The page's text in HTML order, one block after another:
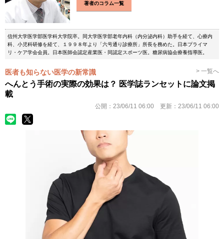
著者のコラム一覧
信州大学医学部医学科大学院卒。同大学医学部老年内科（内分泌内科）助手を経て、心療内
科、小児科研修を経て、１９９８年より「六号通り診療所」所長を務めた。日本プライマ
リ・ケア学会会員。日本医師会認定産業医・同認定スポーツ医。糖尿病協会療養指導医。
医者も知らない医学の新常識 > 一覧へ
へんとう手術の実際の効果は？ 医学誌ランセットに論文掲
載
公開： 23/06/11 06:00 更新： 23/06/11 06:00